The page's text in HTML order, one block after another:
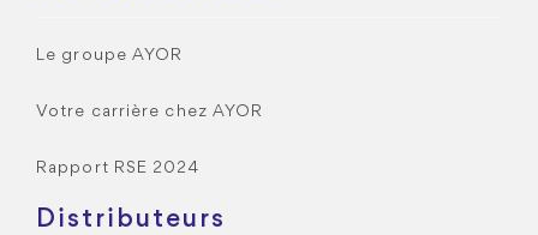
Le groupe AYOR
Votre carrière chez AYOR
Rapport RSE 2024
Distributeurs